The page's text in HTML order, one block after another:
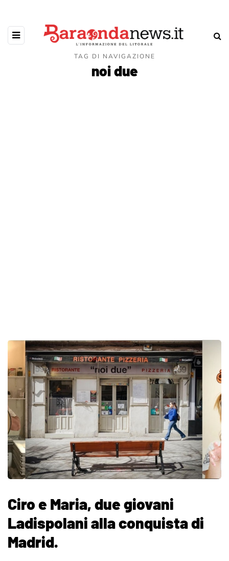
TAG DI NAVIGAZIONE
noi due
Ciro e Maria, due giovani
Ladispolani alla conquista di
Madrid.